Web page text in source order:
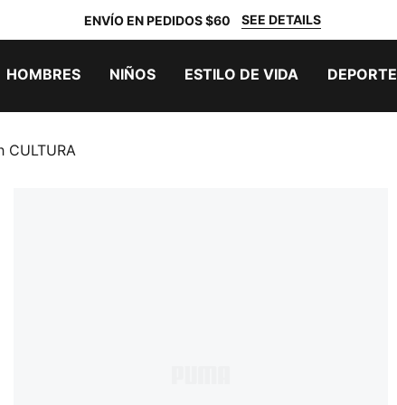
ENVÍO EN PEDIDOS $60 SEE DETAILS
HOMBRES NIÑOS ESTILO DE VIDA DEPORTE
CULTURA